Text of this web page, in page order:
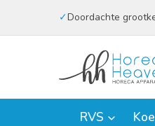
Doordachte
RVS